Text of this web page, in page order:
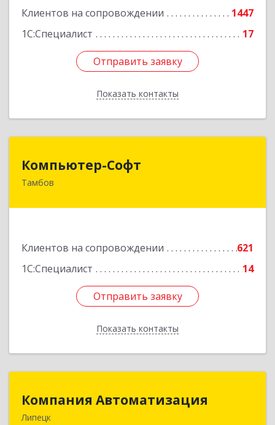
Клиентов на сопровождении
1447
1С:Специалист
17
Отправить заявку
Показать контакты
Отправить заявку
Назад
Компьютер-Софт
Тамбов
Клиентов на сопровождении
621
1С:Специалист
14
Отправить заявку
Показать контакты
392000, Тамбовская обл, Тамбов г, Советская
Отправить заявку
Назад
Компания Автоматизация
Липецк398001, Липецкая обл, Липецк г, Победы пл,